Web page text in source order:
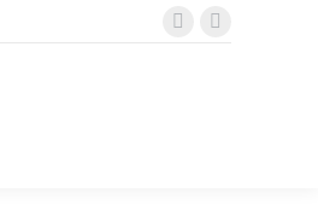
FacebookInstagram